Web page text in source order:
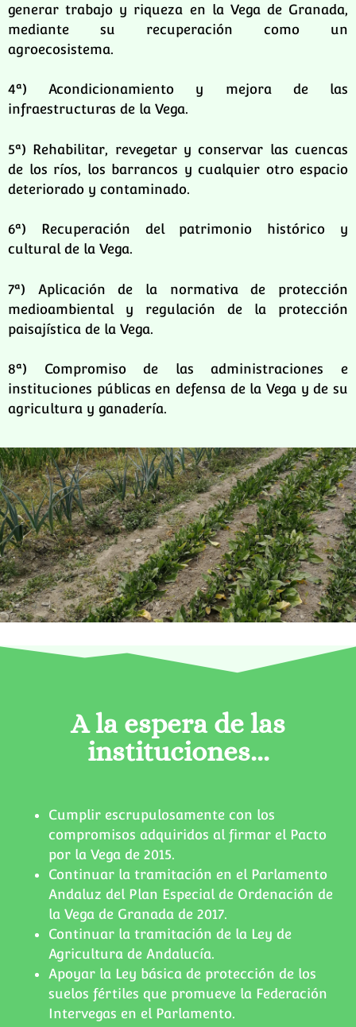
generar trabajo y riqueza en la Vega de Granada,
mediante su recuperación como un
agroecosistema.
4ª) Acondicionamiento y mejora de las
infraestructuras de la Vega.
5ª) Rehabilitar, revegetar y conservar las cuencas
de los ríos, los barrancos y cualquier otro espacio
deteriorado y contaminado.
6ª) Recuperación del patrimonio histórico y
cultural de la Vega.
7ª) Aplicación de la normativa de protección
medioambiental y regulación de la protección
paisajística de la Vega.
8ª) Compromiso de las administraciones e
instituciones públicas en defensa de la Vega y de su
agricultura y ganadería.
A la espera de las
instituciones...
Cumplir escrupulosamente con los
compromisos adquiridos al firmar el Pacto
por la Vega de 2015.
Continuar la tramitación en el Parlamento
Andaluz del Plan Especial de Ordenación de
la Vega de Granada de 2017.
Continuar la tramitación de la Ley de
Agricultura de Andalucía.
Apoyar la Ley básica de protección de los
suelos fértiles que promueve la Federación
Intervegas en el Parlamento.